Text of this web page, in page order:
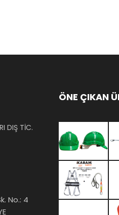
DIŞ TİC.
No.: 4
ÖNE ÇIKAN